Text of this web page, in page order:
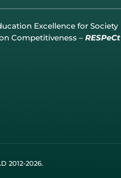
Excellence for Society
Competitiveness –RESPeCt
2012-2026.